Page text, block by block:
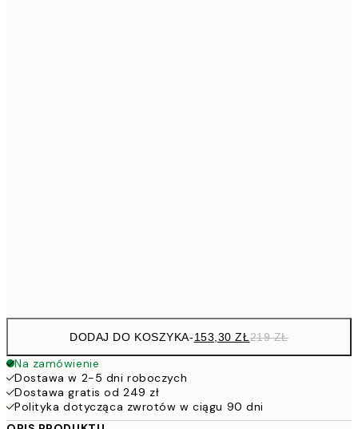
DODAJ DO KOSZYKA-153,30 ZŁ219 ZŁ
Na zamówienie
Dostawa w 2-5 dni roboczych
Dostawa gratis od 249 zł
Polityka dotycząca zwrotów w ciągu 90 dni